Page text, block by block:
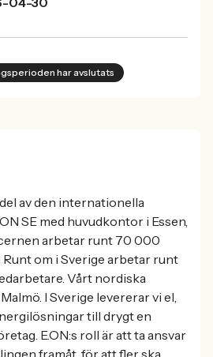
har avslutats
av den internationella
SE med huvudkontor i Essen,
arbetar runt 70 000
Runt om i Sverige arbetar runt
Vårt nordiska
I Sverige levererar vi el,
till drygt en
E.ON:s roll är att ta ansvar
framåt, för att fler ska